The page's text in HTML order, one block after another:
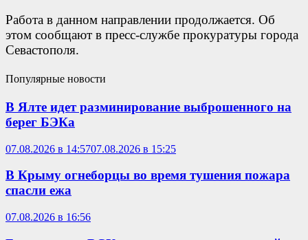
Работа в данном направлении продолжается. Об
этом сообщают в пресс-службе прокуратуры города
Севастополя.
Популярные новости
В Ялте идет разминирование выброшенного на
берег БЭКа
07.08.2026 в 14:5707.08.2026 в 15:25
В Крыму огнеборцы во время тушения пожара
спасли ежа
07.08.2026 в 16:56